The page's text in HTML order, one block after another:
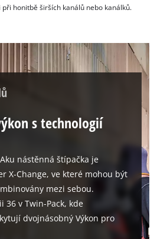
that are not disclosed to the
list of technologies used.
by Usercentrics Consent
honitbě širších kanálů nebo kanálků.
s technologií
nástěnná štípačka je
X-Change, ve které mohou být
mezi sebou.
36 v Twin-Pack, kde
dvojnásobný Výkon pro